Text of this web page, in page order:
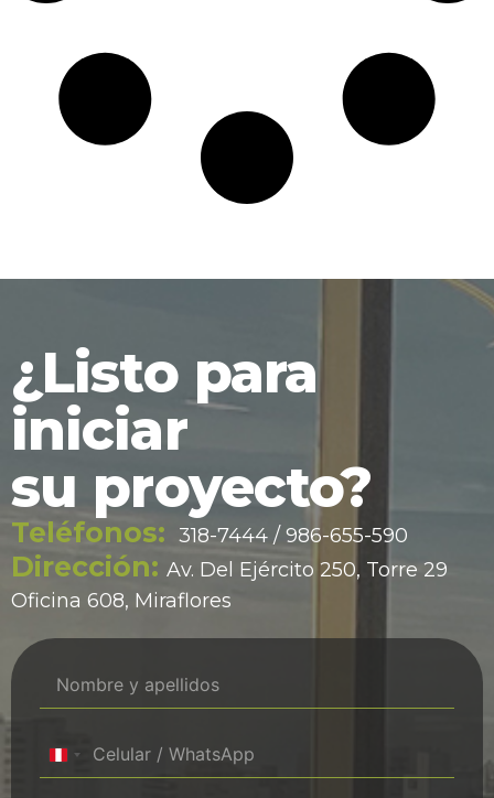
¿Listo para
iniciar
su proyecto?
Teléfonos: 318-7444 / 986-655-590
Dirección: Av. Del Ejército 250, Torre 29
Oficina 608, Miraflores
Peru +51